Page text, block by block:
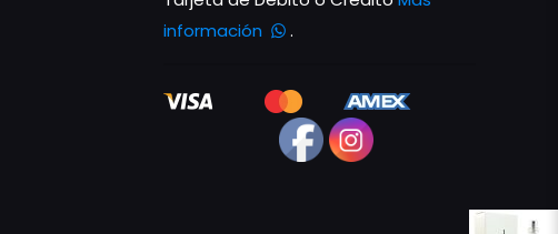
información
.